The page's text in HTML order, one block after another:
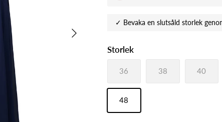
Nästa
Storlek
36 38 40
48